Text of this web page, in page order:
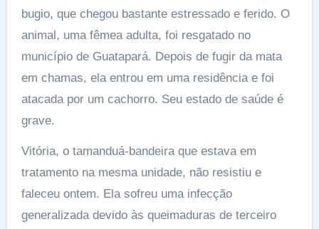
bugio, que chegou bastante estressado e ferido. O
animal, uma fêmea adulta, foi resgatado no
município de Guatapará. Depois de fugir da mata
em chamas, ela entrou em uma residência e foi
atacada por um cachorro. Seu estado de saúde é
grave.
Vitória, o tamanduá-bandeira que estava em
tratamento na mesma unidade, não resistiu e
faleceu ontem. Ela sofreu uma infecção
generalizada devido às queimaduras de terceiro